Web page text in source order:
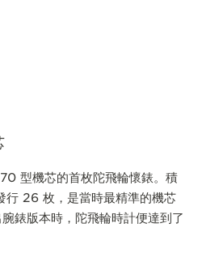
型機芯的首枚陀飛輪懷錶。積
行 26 枚，是當時最精準的機芯
錶版本時，陀飛輪時計便達到了